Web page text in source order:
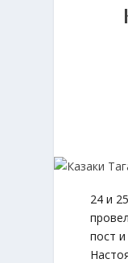
24 и
пост